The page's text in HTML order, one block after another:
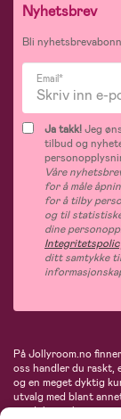
Nyhetsbrev
Bli
Email*
Ja takk!Jeg
tilbud og
Våre
for å måle
for å tilby
og til
dine
ditt samtykke
På Jollyroom.no
oss handler du raskt,
og en meget dyktig
utvalg med blant
produkter til mor,